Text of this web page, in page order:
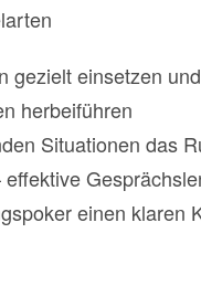
gezielt einsetzen und
herbeiführen
Situationen das
einen klaren